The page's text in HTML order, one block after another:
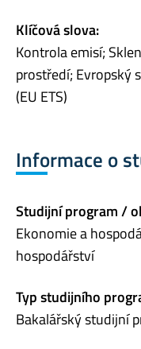
Klíčová slova:
Kontrola emisí;
prostředí; Evropský
(EU ETS)
Informace o
Studijní program /
Ekonomie a
hospodářství
Typ studijního
Bakalářský studijní